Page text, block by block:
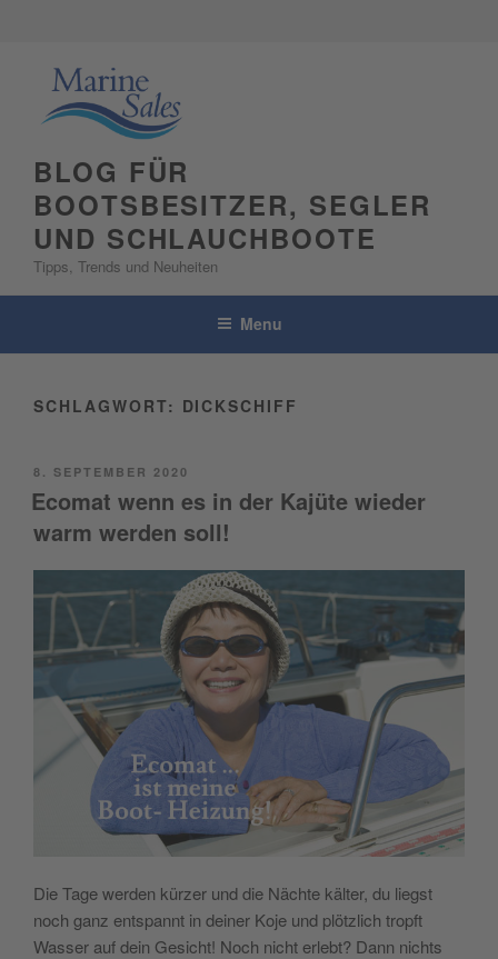
BLOG FÜR
BOOTSBESITZER, SEGLER
UND SCHLAUCHBOOTE
Tipps, Trends und Neuheiten
Menu
SCHLAGWORT: DICKSCHIFF
POSTED
ON
8. SEPTEMBER 2020
Ecomat wenn es in der Kajüte wieder
warm werden soll!
Die Tage werden kürzer und die Nächte kälter, du liegst
noch ganz entspannt in deiner Koje und plötzlich tropft
Wasser auf dein Gesicht! Noch nicht erlebt? Dann nichts